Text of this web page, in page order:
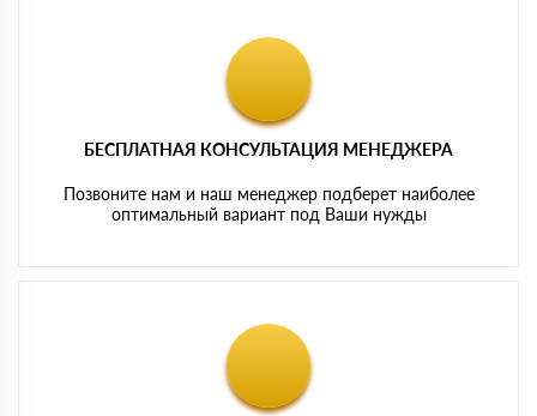
БЕСПЛАТНАЯ КОНСУЛЬТАЦИЯ МЕНЕДЖЕРА
Позвоните нам и наш менеджер подберет наиболее
оптимальный вариант под Ваши нужды